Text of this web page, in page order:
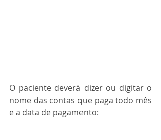
O paciente deverá dizer ou digitar o
nome das contas que paga todo mês
e a data de pagamento: